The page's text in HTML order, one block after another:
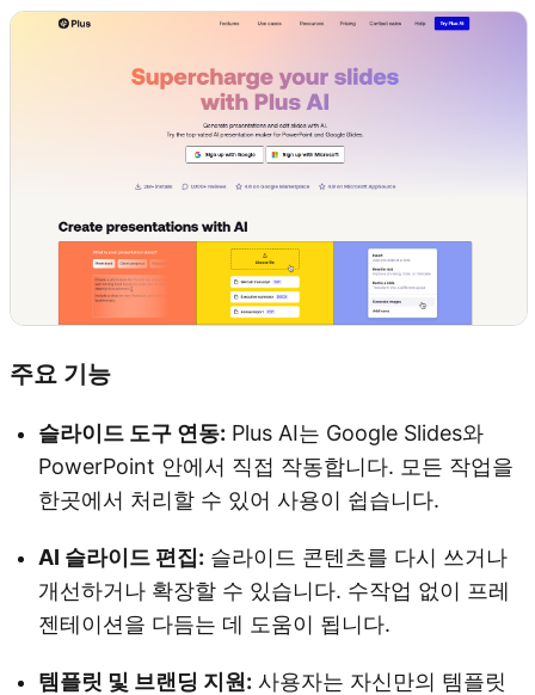
주요 기능
슬라이드 도구 연동: Plus AI는 Google Slides와
PowerPoint 안에서 직접 작동합니다. 모든 작업을
한곳에서 처리할 수 있어 사용이 쉽습니다.
AI 슬라이드 편집: 슬라이드 콘텐츠를 다시 쓰거나
개선하거나 확장할 수 있습니다. 수작업 없이 프레
젠테이션을 다듬는 데 도움이 됩니다.
템플릿 및 브랜딩 지원: 사용자는 자신만의 템플릿